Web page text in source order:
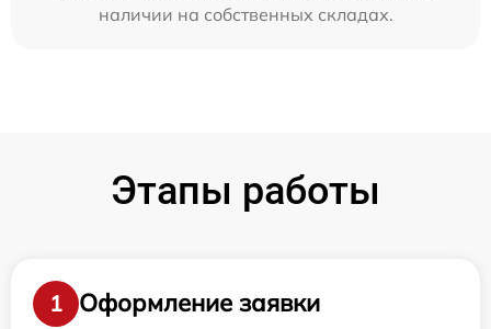
наличии на собственных складах.
Этапы работы
1
Оформление заявки